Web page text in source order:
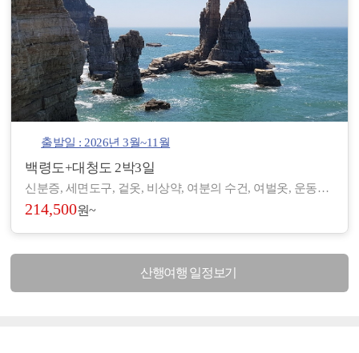
출발일 : 2026년 3월~11월
백령도+대청도 2박3일
신분증, 세면도구, 겉옷, 비상약, 여분의 수건, 여벌옷, 운동화, 간편한 복장 등 - 도서/산간 지역으로 숙박 및 편의시설이 열악하여, 세면도구, 헤어드라이기 등이 제공되지 않습니다. (숙소에 따라 헤어드라이기가 비치된 곳도 있습니다.) - 아침/저녁으로 기온차가 있기 때문에 걸칠만한 겉옷을 준비해 주시기 바랍니다. - 장기적으로 복용하고 계신 약이 있으시면, 여유 있게 준비하시기 바랍니다. - 숙소 별로 수건은 하루에 1장씩 제공되나, 여분으로 하나씩 더 챙겨 오시면 좋습니다.
214,500원~
산행여행 일정보기